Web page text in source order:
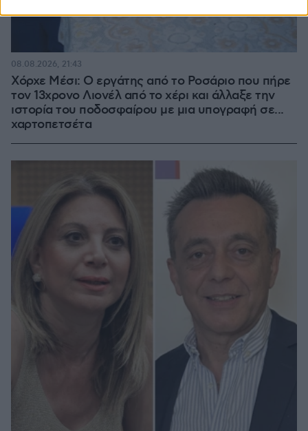
Χόρχε Μέσι: Ο εργάτης από το Ροσάριο που πήρε
τον 13χρονο Λιονέλ από το χέρι και άλλαξε την
ιστορία του ποδοσφαίρου με μια υπογραφή σε...
χαρτοπετσέτα
08.08.2026, 21:43